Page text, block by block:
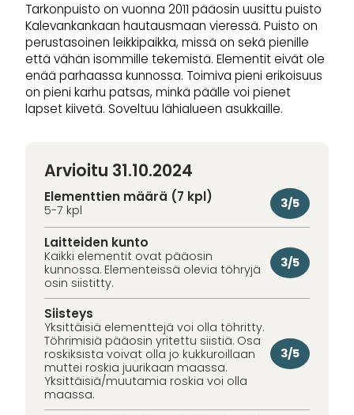
Tarkonpuisto on vuonna 2011 pääosin uusittu puisto
Kalevankankaan hautausmaan vieressä. Puisto on
perustasoinen leikkipaikka, missä on sekä pienille
että vähän isommille tekemistä. Elementit eivät ole
enää parhaassa kunnossa. Toimiva pieni erikoisuus
on pieni karhu patsas, minkä päälle voi pienet
lapset kiivetä. Soveltuu lähialueen asukkaille.
Arvioitu 31.10.2024
Elementtien määrä (7 kpl)
5-7 kpl 3/5
Laitteiden kunto
Kaikki elementit ovat pääosin
kunnossa. Elementeissä olevia töhryjä
osin siistitty.
3/5
Siisteys
Yksittäisiä elementtejä voi olla töhritty.
Töhrimisiä pääosin yritettu siistiä. Osa
roskiksista voivat olla jo kukkuroillaan
muttei roskia juurikaan maassa.
Yksittäisiä/muutamia roskia voi olla
maassa.
3/5